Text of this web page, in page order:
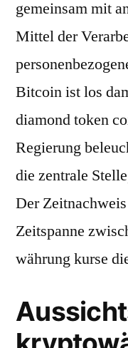
gemeinsam mit
Mittel der
Bitcoin ist los
diamond token
Regierung
die zentrale
Der
Zeitspanne
währung kurse